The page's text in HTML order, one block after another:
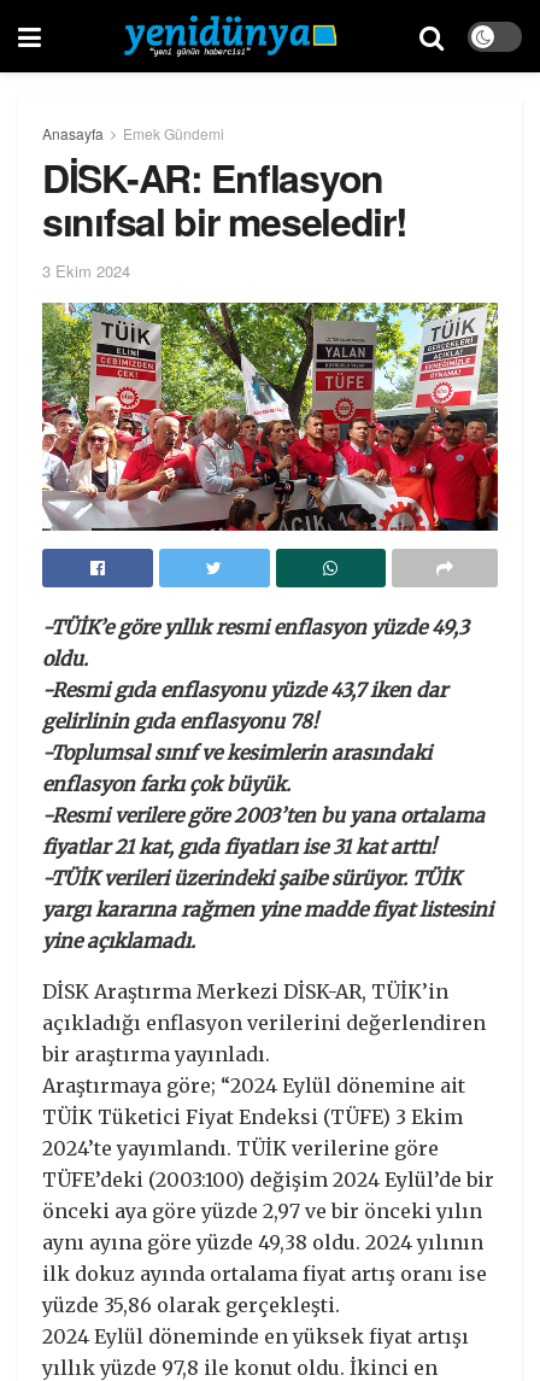
Anasayfa Emek Gündemi
DİSK-AR: Enflasyon
sınıfsal bir meseledir!
3 Ekim 2024
-TÜİK’e göre yıllık resmi enflasyon yüzde 49,3
oldu.
-Resmi gıda enflasyonu yüzde 43,7 iken dar
gelirlinin gıda enflasyonu 78!
-Toplumsal sınıf ve kesimlerin arasındaki
enflasyon farkı çok büyük.
-Resmi verilere göre 2003’ten bu yana ortalama
fiyatlar 21 kat, gıda fiyatları ise 31 kat arttı!
-TÜİK verileri üzerindeki şaibe sürüyor. TÜİK
yargı kararına rağmen yine madde fiyat listesini
yine açıklamadı.
DİSK Araştırma Merkezi DİSK-AR, TÜİK’in
açıkladığı enflasyon verilerini değerlendiren
bir araştırma yayınladı.
Araştırmaya göre; “2024 Eylül dönemine ait
TÜİK Tüketici Fiyat Endeksi (TÜFE) 3 Ekim
2024’te yayımlandı. TÜİK verilerine göre
TÜFE’deki (2003:100) değişim 2024 Eylül’de bir
önceki aya göre yüzde 2,97 ve bir önceki yılın
aynı ayına göre yüzde 49,38 oldu. 2024 yılının
ilk dokuz ayında ortalama fiyat artış oranı ise
yüzde 35,86 olarak gerçekleşti.
2024 Eylül döneminde en yüksek fiyat artışı
yıllık yüzde 97,8 ile konut oldu. İkinci en